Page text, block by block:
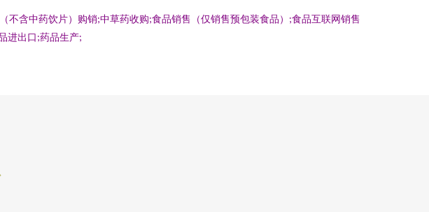
含中药饮片）购销;中草药收购;食品销售（仅销售预包装食品）;食品互联网销售
进出口;药品生产;